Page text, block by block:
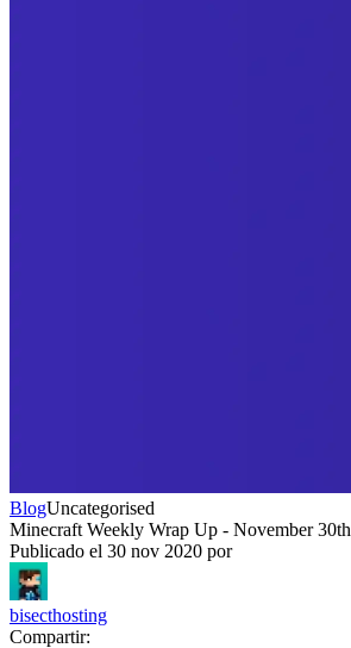
BlogUncategorised
Minecraft Weekly Wrap Up - November 30th
Publicado el 30 nov 2020 por
bisecthosting
Compartir: